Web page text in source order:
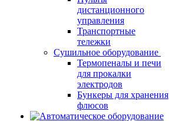
дистанционного
управления
Транспортные
тележки
Сушильное оборудование
Термопеналы и печи
для прокалки
электродов
Бункеры для хранения
флюсов